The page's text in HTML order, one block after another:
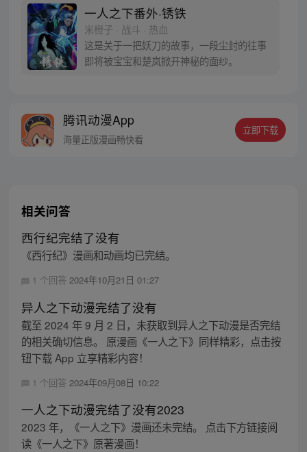
自己打工的快递公司。为了帮冯宝宝寻找她
的身世，也为了查清自己与爷爷身上的秘
密，张楚岚的生活被彻底颠覆，与冯宝宝一
同踏上“异人”之旅。
一人之下番外·锈铁
米橙子 · 战斗 · 热血
这是关于一把妖刀的故事，一段尘封的往事
即将被宝宝和楚岚掀开神秘的面纱。
腾讯动漫App
海量正版漫画畅快看
立即下载
相关问答
西行纪完结了没有
《西行纪》漫画和动画均已完结。
1 个回答 2024年10月21日 01:27
异人之下动漫完结了没有
截至 2024 年 9 月 2 日，未获取到异人之下动漫是否完结
的相关确切信息。 原漫画《一人之下》同样精彩，点击按
钮下载 App 立享精彩内容！
1 个回答 2024年09月08日 10:22
一人之下动漫完结了没有2023
2023 年，《一人之下》漫画还未完结。 点击下方链接阅
读《一人之下》原著漫画！